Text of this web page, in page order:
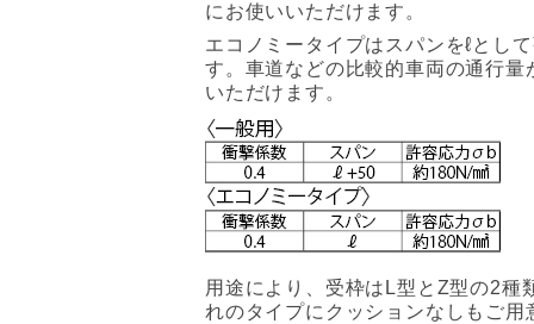
にお使いいただけます。
エコノミータイプはスパンをℓとし
す。車道などの比較的車両の通行量
いただけます。
用途により、受枠はL型とZ型の2種
れのタイプにクッションなしもご用